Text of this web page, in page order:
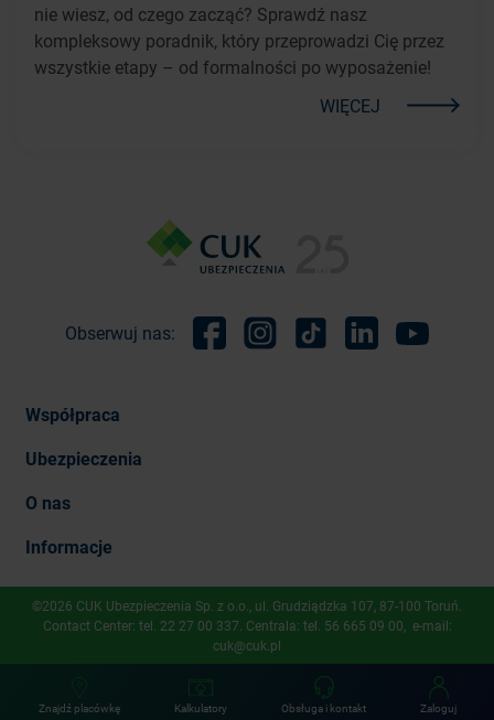
nie wiesz, od czego zacząć? Sprawdź nasz
kompleksowy poradnik, który przeprowadzi Cię przez
wszystkie etapy – od formalności po wyposażenie!
WIĘCEJ
Znajdź placówkę Kalkulatory Obsługa i kontakt Zaloguj
Obserwuj nas:
Współpraca
Ubezpieczenia
O nas
Informacje
©2026 CUK Ubezpieczenia Sp. z o.o., ​ul. Grudziądzka 107, 87-100 Toruń.
Contact Center: tel. 22 27 00 337 . Centrala: tel. 56 665 09 00 , e-mail:
cuk@cuk.pl